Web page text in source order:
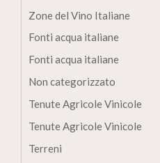
Zone del Vino Italiane
Fonti acqua italiane
Fonti acqua italiane
Non categorizzato
Tenute Agricole Vinicole
Tenute Agricole Vinicole
Terreni